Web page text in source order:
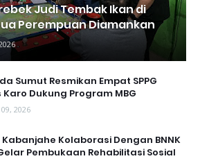
Judi Tembak Ikan di
Perempuan Diamankan
Sumut Resmikan Empat SPPG
Karo Dukung Program MBG
2026
Kabanjahe Kolaborasi Dengan BNNK
Pembukaan Rehabilitasi Sosial